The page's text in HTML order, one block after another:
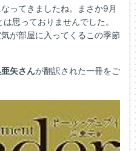
ってきましたね。まさか9月
思っておりませんでした。
が部屋に入ってくるこの季節
矢さんが翻訳された一冊をご